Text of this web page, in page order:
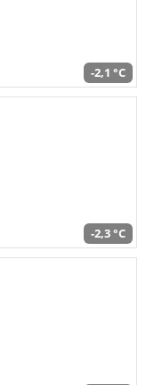
-2,1 °C
-2,3 °C